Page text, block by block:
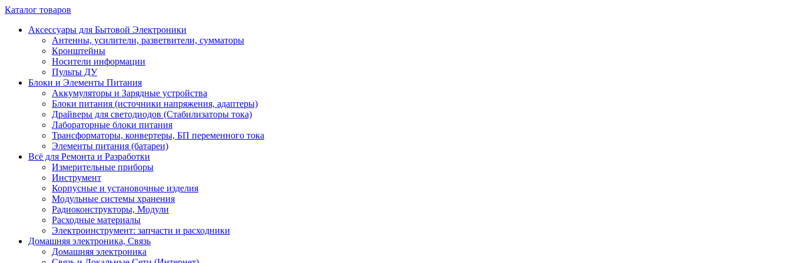
Каталог товаров
Аксессуары для Бытовой Электроники
Антенны, усилители, разветвители, сумматоры
Кронштейны
Носители информации
Пульты ДУ
Блоки и Элементы Питания
Аккумуляторы и Зарядные устройства
Блоки питания (источники напряжения, адаптеры)
Драйверы для светодиодов (Стабилизаторы тока)
Лабораторные блоки питания
Трансформаторы, конвертеры, БП переменного тока
Элементы питания (батареи)
Всё для Ремонта и Разработки
Измерительные приборы
Инструмент
Корпусные и установочные изделия
Модульные системы хранения
Радиоконструкторы, Модули
Расходные материалы
Электроинструмент: запчасти и расходники
Домашняя электроника, Связь
Домашняя электроника